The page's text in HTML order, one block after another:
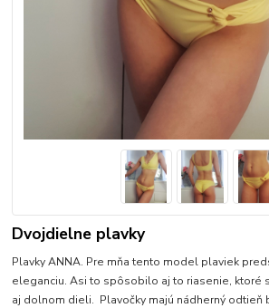
Dvojdielne plavky
Plavky ANNA. Pre mňa tento model plaviek
eleganciu. Asi to spôsobilo aj to riasenie, ktoré
aj dolnom dieli. Plavočky majú nádherný odtieň